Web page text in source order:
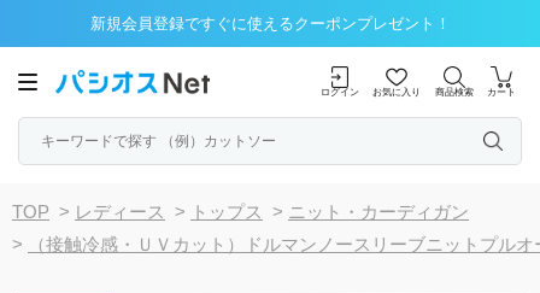
新規会員登録ですぐに使えるクーポンプレゼント！
ログイン お気に入り 商品検索 カート
TOP > レディース > トップス > ニット・カーディガン
>
（接触冷感・ＵＶカット）ドルマンノースリーブニットプルオ